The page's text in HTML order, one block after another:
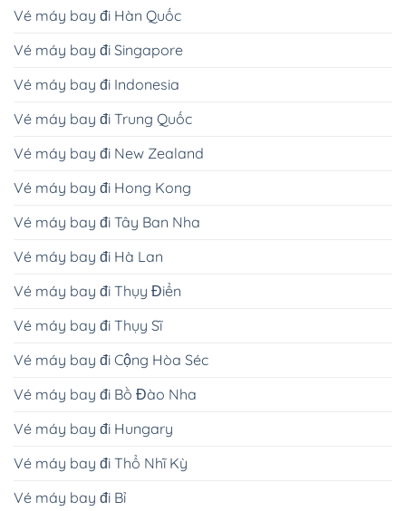
Vé máy bay đi Hàn Quốc
Vé máy bay đi Singapore
Vé máy bay đi Indonesia
Vé máy bay đi Trung Quốc
Vé máy bay đi New Zealand
Vé máy bay đi Hong Kong
Vé máy bay đi Tây Ban Nha
Vé máy bay đi Hà Lan
Vé máy bay đi Thụy Điển
Vé máy bay đi Thụy Sĩ
Vé máy bay đi Cộng Hòa Séc
Vé máy bay đi Bồ Đào Nha
Vé máy bay đi Hungary
Vé máy bay đi Thổ Nhĩ Kỳ
Vé máy bay đi Bỉ